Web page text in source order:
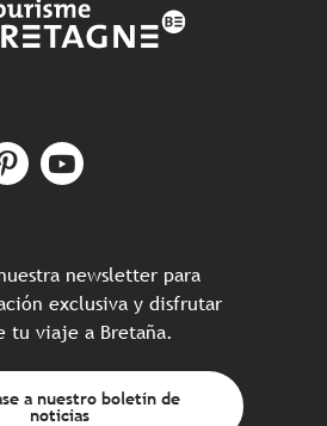
newsletter para
exclusiva y disfrutar
tu viaje a Bretaña.
a nuestro boletín de
noticias